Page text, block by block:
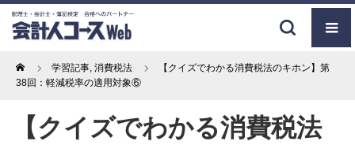
Home 学習記事, 消費税法
【クイズでわかる消費税法のキホン】第
38回：軽減税率の適用対象⑥
【クイズでわかる消費税法